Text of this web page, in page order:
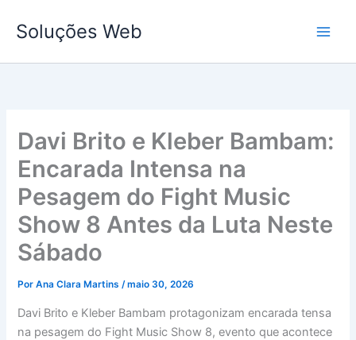
para
conteúdo
Soluções Web
Davi Brito e Kleber Bambam:
Encarada Intensa na
Pesagem do Fight Music
Show 8 Antes da Luta Neste
Sábado
PorAna Clara Martins/maio 30, 2026
Davi Brito e Kleber Bambam protagonizam encarada tensa
na pesagem do Fight Music Show 8, evento que acontece